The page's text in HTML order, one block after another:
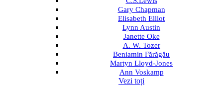
Gary Chapman
Elisabeth Elliot
Lynn Austin
Janette Oke
A. W. Tozer
Beniamin Fărăgău
Martyn Lloyd-Jones
Ann Voskamp
Vezi toți